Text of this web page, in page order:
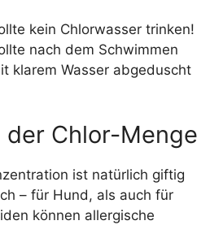
kein Chlorwasser trinken!
nach dem Schwimmen
klarem Wasser abgeduscht
der Chlor-Menge
ist natürlich giftig
– für Hund, als auch für
können allergische